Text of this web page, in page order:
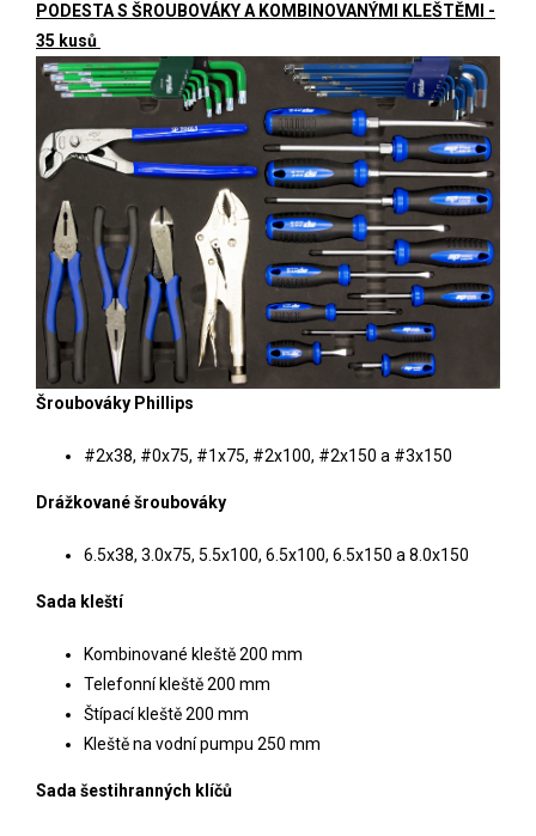
PODESTA S ŠROUBOVÁKY A KOMBINOVANÝMI KLEŠTĚMI -
35 kusů
Šroubováky Phillips
#2x38, #0x75, #1x75, #2x100, #2x150 a #3x150
Drážkované šroubováky
6.5x38, 3.0x75, 5.5x100, 6.5x100, 6.5x150 a 8.0x150
Sada kleští
Kombinované kleště 200 mm
Telefonní kleště 200 mm
Štípací kleště 200 mm
Kleště na vodní pumpu 250 mm
Sada šestihranných klíčů